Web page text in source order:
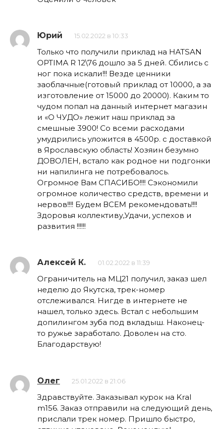
Юрий 15.02.2022 в 10:33
Только что получили приклад на HATSAN
OPTIMA R 12\76 дошло за 5 дней. Сбились с
ног пока искали!!! Везде ценники
заоблачные(готовый приклад от 10000, а за
изготовление от 15000 до 20000). Каким то
чудом попал на данный интернет магазин
и «О ЧУДО» лежит наш приклад за
смешные 3900! Со всеми расходами
умудрились уложится в 4500р. с доставкой
в Ярославскую область! Хозяин безумно
ДОВОЛЕН, встало как родное ни подгонки
ни напилинга не потребовалось.
Огромное Вам СПАСИБО!!!! Сэкономили
огромное количество средств, времени и
нервов!!!! Будем ВСЕМ рекомендовать!!!!
Здоровья коллективу,Удачи, успехов и
развития !!!!!!
Алексей К. 01.02.2022 в 11:39
Ограничитель на МЦ21 получил, заказ шел
неделю до Якутска, трек-номер
отслеживался. Нигде в интернете не
нашел, только здесь. Встал с небольшим
допилингом зуба под вкладыш. Наконец-
то ружье заработало. Доволен на сто.
Благодарствую!
Олег 25.01.2022 в 21:06
Здравствуйте. Заказывал курок на Kral
m156. Заказ отправили на следующий день,
прислали трек номер. Пришло быстро,